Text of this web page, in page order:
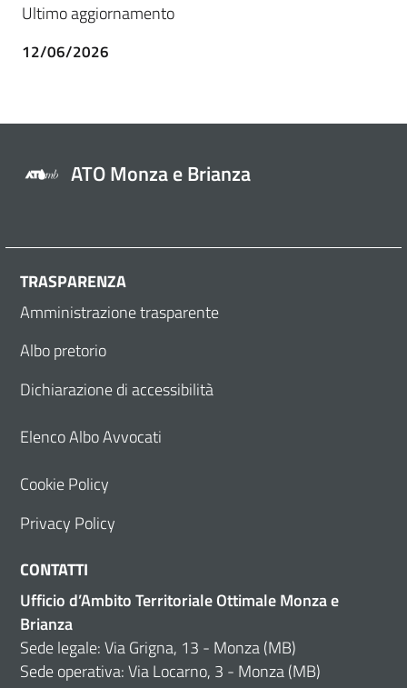
Ultimo aggiornamento
12/06/2026
ATO Monza e Brianza
TRASPARENZA
Amministrazione trasparente
Albo pretorio
Dichiarazione di accessibilità
Elenco Albo Avvocati
Cookie Policy
Privacy Policy
CONTATTI
Ufficio d’Ambito Territoriale Ottimale Monza e
Brianza
Sede legale: Via Grigna, 13 - Monza (MB)
Sede operativa: Via Locarno, 3 - Monza (MB)